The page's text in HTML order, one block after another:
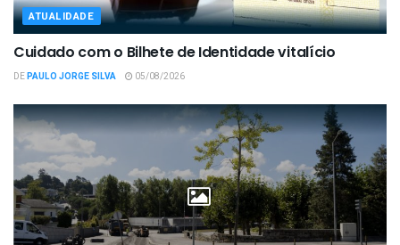
ATUALIDADE
Cuidado com o Bilhete de Identidade vitalício
DEPAULO JORGE SILVA 05/08/2026